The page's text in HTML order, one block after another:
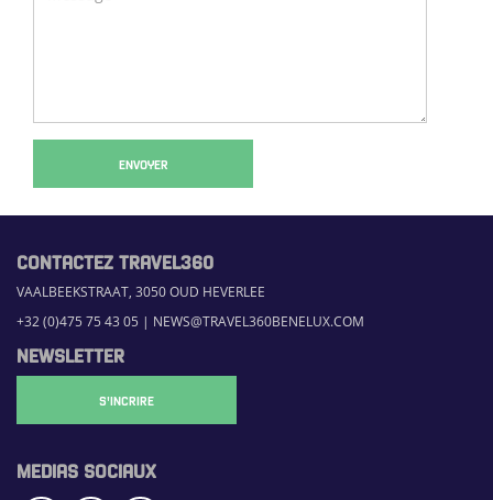
ENVOYER
CONTACTEZ TRAVEL360
VAALBEEKSTRAAT, 3050 OUD HEVERLEE
+32 (0)475 75 43 05 | NEWS@TRAVEL360BENELUX.COM
NEWSLETTER
S'INCRIRE
MEDIAS SOCIAUX